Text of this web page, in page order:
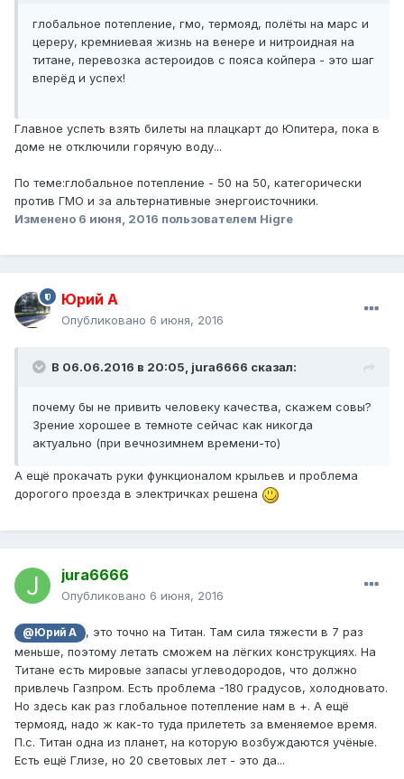
глобальное потепление, гмо, термояд, полёты на марс и
цереру, кремниевая жизнь на венере и нитроидная на
титане, перевозка астероидов с пояса койпера - это шаг
вперёд и успех!
Главное успеть взять билеты на плацкарт до Юпитера, пока в
доме не отключили горячую воду...
По теме:глобальное потепление - 50 на 50, категорически
против ГМО и за альтернативные энергоисточники.
Изменено 6 июня, 2016 пользователем Higre
Юрий А
Опубликовано 6 июня, 2016
В 06.06.2016 в 20:05, jura6666 сказал:
почему бы не привить человеку качества, скажем совы?
Зрение хорошее в темноте сейчас как никогда
актуально (при вечнозимнем времени-то)
А ещё прокачать руки функционалом крыльев и проблема
дорогого проезда в электричках решена
jura6666
Опубликовано 6 июня, 2016
@Юрий А
, это точно на Титан. Там сила тяжести в 7 раз
меньше, поэтому летать сможем на лёгких конструкциях. На
Титане есть мировые запасы углеводородов, что должно
привлечь Газпром. Есть проблема -180 градусов, холодновато.
Но здесь как раз глобальное потепление нам в +. А ещё
термояд, надо ж как-то туда прилететь за вменяемое время.
П.с. Титан одна из планет, на которую возбуждаются учёные.
Есть ещё Глизе, но 20 световых лет - это да...